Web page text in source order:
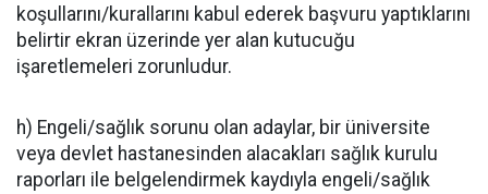
koşullarını/kurallarını kabul ederek başvuru yaptıklarını
belirtir ekran üzerinde yer alan kutucuğu
işaretlemeleri zorunludur.
h) Engeli/sağlık sorunu olan adaylar, bir üniversite
veya devlet hastanesinden alacakları sağlık kurulu
raporları ile belgelendirmek kaydıyla engeli/sağlık